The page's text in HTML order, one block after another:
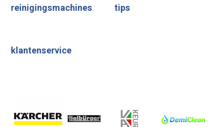
reinigingsmachines tips
klantenservice